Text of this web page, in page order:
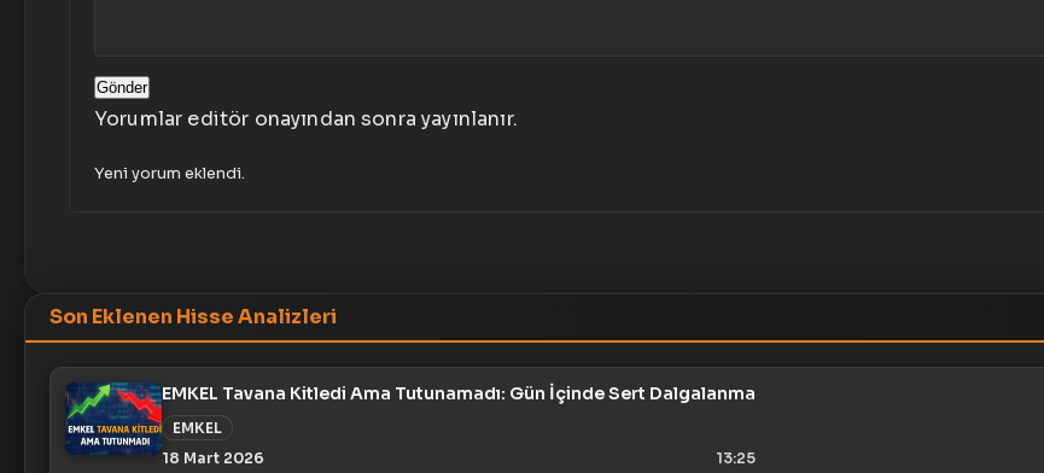
Gönder
Yorumlar editör onayından sonra yayınlanır.
Yeni yorum eklendi.
Son Eklenen Hisse Analizleri
EMKEL Tavana Kitledi Ama Tutunamadı: Gün İçinde Sert Dalgalanma
EMKEL
18 Mart 2026
13:25